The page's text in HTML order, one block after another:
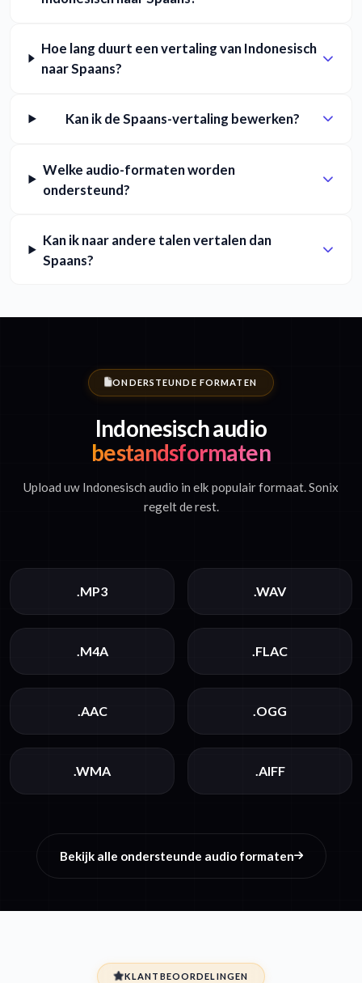
Hoe lang duurt een vertaling van Indonesisch
naar Spaans?
Kan ik de Spaans-vertaling bewerken?
Welke audio-formaten worden
ondersteund?
Kan ik naar andere talen vertalen dan
Spaans?
ONDERSTEUNDE FORMATEN
Indonesisch audio
bestandsformaten
Upload uw Indonesisch audio in elk populair formaat. Sonix
regelt de rest.
.MP3 .WAV
.M4A .FLAC
.AAC .OGG
.WMA .AIFF
Bekijk alle ondersteunde audio formaten
KLANTBEOORDELINGEN